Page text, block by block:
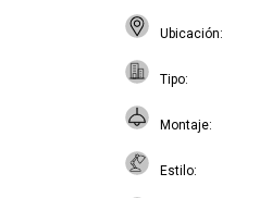
Ubicación
Tipo
Montaje
Estilo